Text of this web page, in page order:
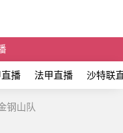
播 法甲直播 沙特联
钢山队